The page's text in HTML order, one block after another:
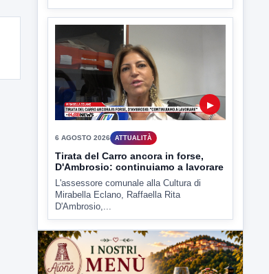
Miasmi, Comitati dal Prefetto: non
lasciateci soli
rendere noto il flash...
Tirata del Carro ancora in forse,
D'Ambrosio: continuiamo a lavorare
L'assessore comunale alla Cultura di
Mirabella Eclano, Raffaella Rita
D'Ambrosio,...